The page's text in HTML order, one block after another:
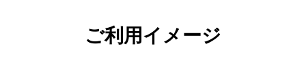
ご利用イメージ